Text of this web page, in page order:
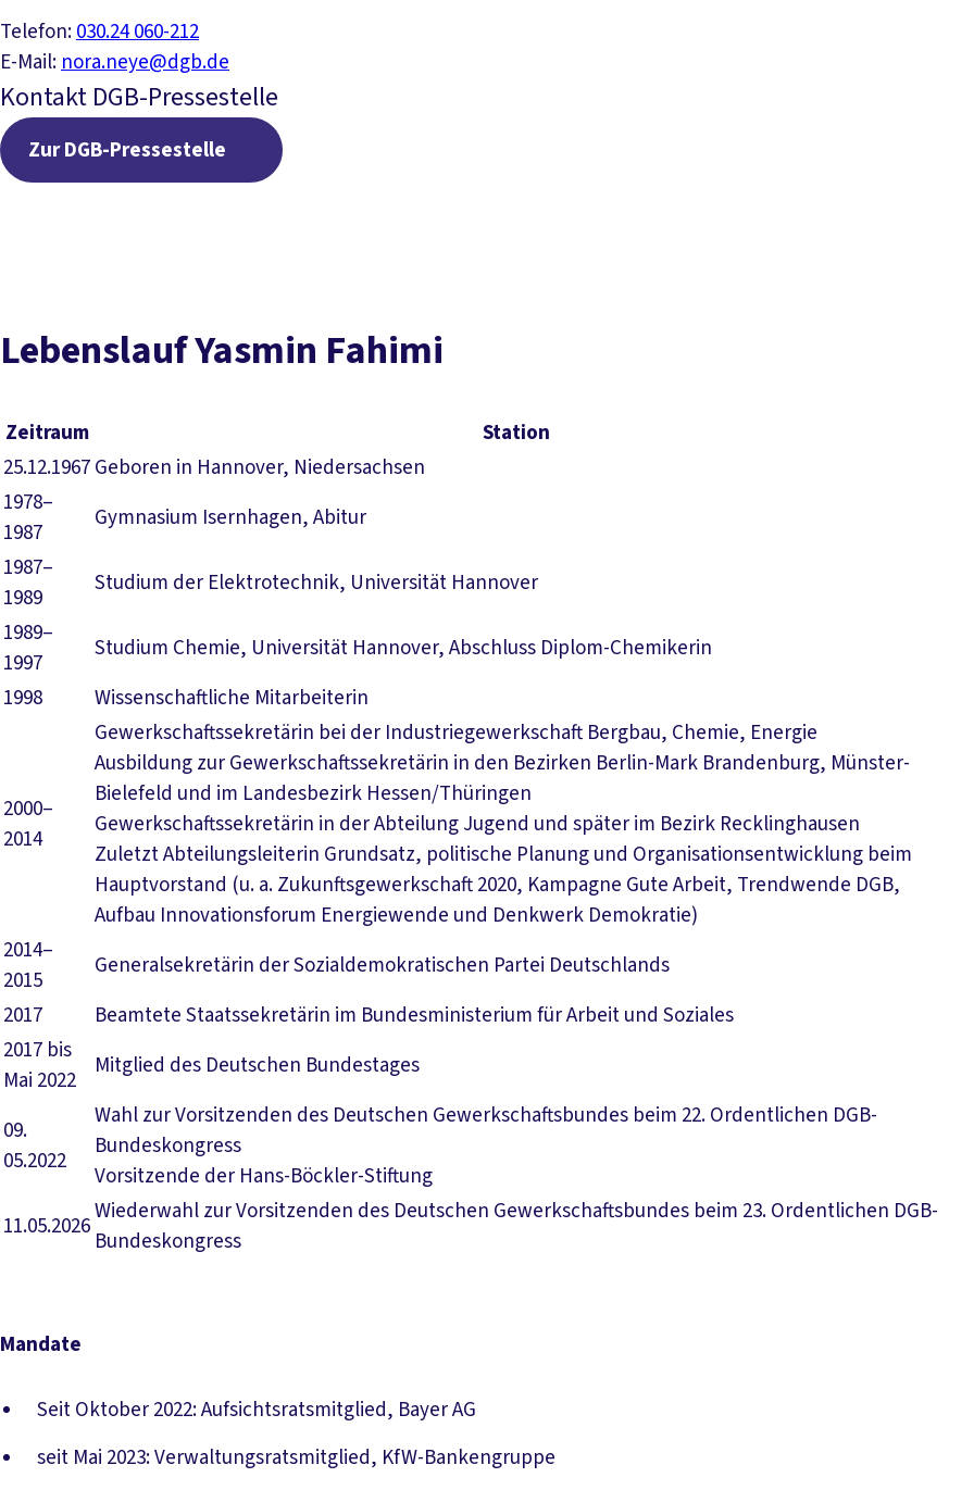
Telefon:030.24 060-212
E-Mail:nora.neye@dgb.de
Kontakt DGB-Pressestelle
Zur DGB-Pressestelle
Lebenslauf Yasmin Fahimi
Zeitraum
Station
25.12.1967Geboren in Hannover, Niedersachsen
1978–
1987
Gymnasium Isernhagen, Abitur
1987–
1989
Studium der Elektrotechnik, Universität Hannover
1989–
1997
Studium Chemie, Universität Hannover, Abschluss Diplom-Chemikerin
1998
Wissenschaftliche Mitarbeiterin
2000–
2014
Gewerkschaftssekretärin bei der Industriegewerkschaft Bergbau, Chemie, Energie
Ausbildung zur Gewerkschaftssekretärin in den Bezirken Berlin-Mark Brandenburg, Münster-
Bielefeld und im Landesbezirk Hessen/Thüringen
Gewerkschaftssekretärin in der Abteilung Jugend und später im Bezirk Recklinghausen
Zuletzt Abteilungsleiterin Grundsatz, politische Planung und Organisationsentwicklung beim
Hauptvorstand (u. a. Zukunftsgewerkschaft 2020, Kampagne Gute Arbeit, Trendwende DGB,
Aufbau Innovationsforum Energiewende und Denkwerk Demokratie)
2014–
2015
Generalsekretärin der Sozialdemokratischen Partei Deutschlands
2017
Beamtete Staatssekretärin im Bundesministerium für Arbeit und Soziales
2017 bis
Mai 2022
Mitglied des Deutschen Bundestages
09.
05.2022
Wahl zur Vorsitzenden des Deutschen Gewerkschaftsbundes beim 22. Ordent­lichen DGB-
Bundeskongress
Vorsitzende der Hans-Böckler-Stiftung
11.05.2026
Wiederwahl zur Vorsitzenden des Deutschen Gewerkschaftsbundes beim 23. Ordent­lichen DGB-
Bundeskongress
Mandate
Seit Oktober 2022: Aufsichtsratsmitglied, Bayer AG
seit Mai 2023: Verwaltungsratsmitglied, KfW-Bankengruppe